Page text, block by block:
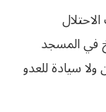
في المسجد
سيادة للعدو